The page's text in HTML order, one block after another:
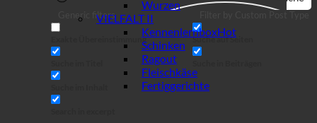
Generic filters
Exakte Übereinstimmung Suche auf Seiten
Wurzen
VIELFALT II
Kennenlernbox
Schinken
Ragout
Fleischkäse
Fertiggerichte